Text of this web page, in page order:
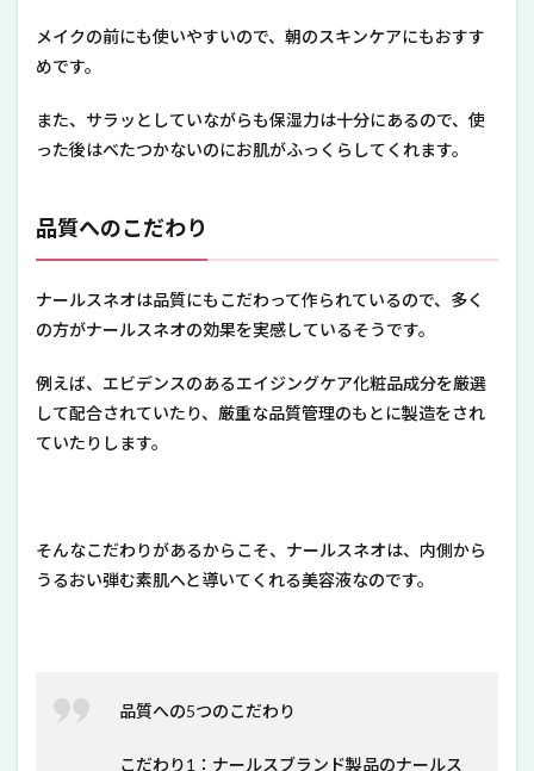
メイクの前にも使いやすいので、朝のスキンケアにもおすす
めです。
また、サラッとしていながらも保湿力は十分にあるので、使
った後はべたつかないのにお肌がふっくらしてくれます。
品質へのこだわり
ナールスネオは品質にもこだわって作られているので、多く
の方がナールスネオの効果を実感しているそうです。
例えば、エビデンスのあるエイジングケア化粧品成分を厳選
して配合されていたり、厳重な品質管理のもとに製造をされ
ていたりします。
そんなこだわりがあるからこそ、ナールスネオは、内側から
うるおい弾む素肌へと導いてくれる美容液なのです。
品質への5つのこだわり
こだわり1：ナールスブランド製品のナールス